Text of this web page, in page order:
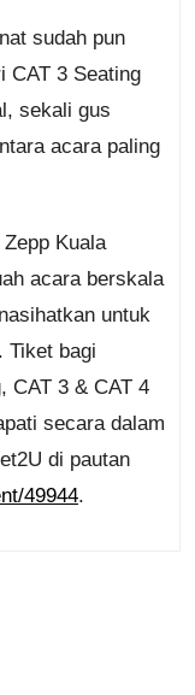
sudah pun
CAT 3 Seating
sekali gus
acara paling
Kuala
acara berskala
untuk
Tiket bagi
CAT 3 & CAT 4
secara dalam
di pautan
49944.